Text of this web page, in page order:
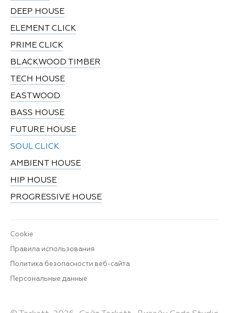
DEEP HOUSE
ELEMENT CLICK
PRIME CLICK
BLACKWOOD TIMBER
TECH HOUSE
EASTWOOD
BASS HOUSE
FUTURE HOUSE
SOUL CLICK
AMBIENT HOUSE
HIP HOUSE
PROGRESSIVE HOUSE
Cookie
Правила использования
Политика безопасности веб-сайта
Персональные данные